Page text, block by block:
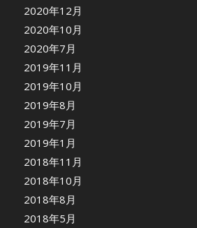
2020年12月
2020年10月
2020年7月
2019年11月
2019年10月
2019年8月
2019年7月
2019年1月
2018年11月
2018年10月
2018年8月
2018年5月